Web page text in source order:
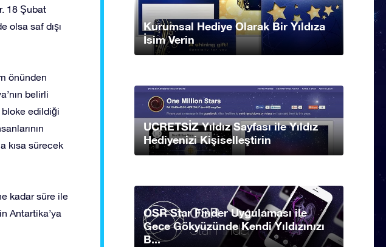
18 Şubat
olsa saf dışı
önünden
belirli
edildiği
kısa sürecek
kadar süre ile
Antartika’ya
Kurumsal Hediye Olarak Bir Yıldıza
İsim Verin
UCRETSİZ Yıldız Sayfası ile Yıldız
Hediyenizi Kişiselleştirin
OSR Star Finder Uygulaması ile
Gece Gökyüzünde Kendi Yıldızınızı
B...